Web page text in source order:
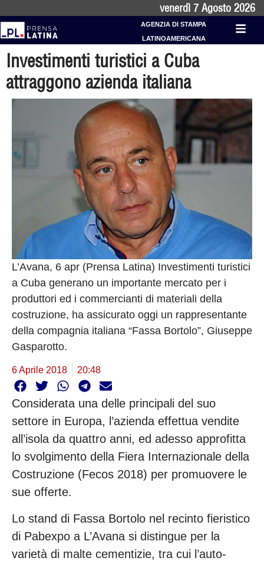
venerdì 7 Agosto 2026
AGENZIA DI STAMPA
LATINOAMERICANA
Investimenti turistici a Cuba
attraggono azienda italiana
L’Avana, 6 apr (Prensa Latina) Investimenti turistici
a Cuba generano un importante mercato per i
produttori ed i commercianti di materiali della
costruzione, ha assicurato oggi un rappresentante
della compagnia italiana “Fassa Bortolo”, Giuseppe
Gasparotto.
6 Aprile 2018 20:48
Considerata una delle principali del suo
settore in Europa, l’azienda effettua vendite
all’isola da quattro anni, ed adesso approfitta
lo svolgimento della Fiera Internazionale della
Costruzione (Fecos 2018) per promuovere le
sue offerte.
Lo stand di Fassa Bortolo nel recinto fieristico
di Pabexpo a L’Avana si distingue per la
varietà di malte cementizie, tra cui l’auto-